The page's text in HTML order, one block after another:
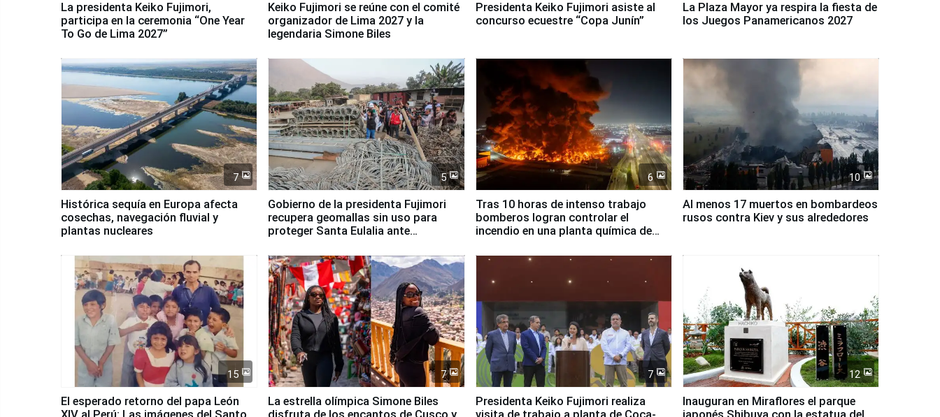
La presidenta Keiko Fujimori,
participa en la ceremonia “One Year
To Go de Lima 2027”
Keiko Fujimori se reúne con el comité
organizador de Lima 2027 y la
legendaria Simone Biles
Presidenta Keiko Fujimori asiste al
concurso ecuestre “Copa Junín”
La Plaza Mayor ya respira la fiesta de
los Juegos Panamericanos 2027
7
Histórica sequía en Europa afecta
cosechas, navegación fluvial y
plantas nucleares
5
Gobierno de la presidenta Fujimori
recupera geomallas sin uso para
proteger Santa Eulalia ante
6
Tras 10 horas de intenso trabajo
bomberos logran controlar el
incendio en una planta química de
10
Al menos 17 muertos en bombardeos
rusos contra Kiev y sus alrededores
15
El esperado retorno del papa León
7
La estrella olímpica Simone Biles
7
Presidenta Keiko Fujimori realiza
12
Inauguran en Miraflores el parque